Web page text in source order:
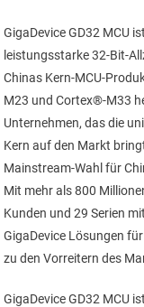
GigaDevice GD32 MCU
leistungsstarke 32-Bit-
Chinas Kern-MCU-
M23 und Cortex®-M33
Unternehmen, das die
Kern auf den Markt
Mainstream-Wahl für
Mit mehr als 800
Kunden und 29 Serien
GigaDevice Lösungen
zu den Vorreitern des
GigaDevice GD32 MCU